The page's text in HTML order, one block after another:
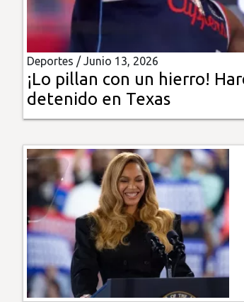
Insólitas
Multimedia
Impreso
Deportes /Junio 13, 2026
¡Lo pillan con un hierro!
detenido en Texas